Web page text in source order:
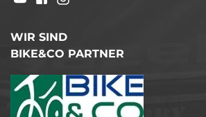
WIR SIND
BIKE&CO PARTNER